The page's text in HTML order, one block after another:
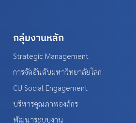
กลุ่มงานหลัก
Strategic Management
การจัดอันดับมหาวิทยาลัยโลก
CU Social Engagement
บริหารคุณภาพองค์กร
พัฒนาระบบงาน